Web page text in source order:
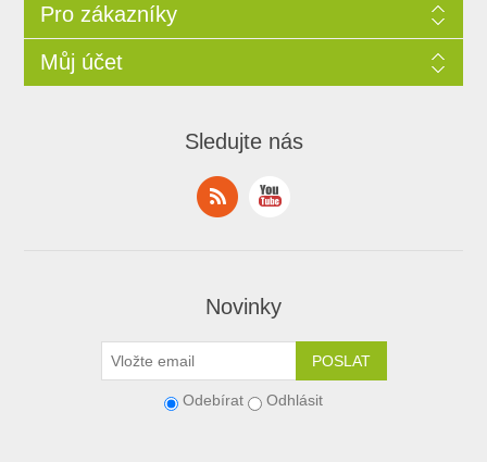
Pro zákazníky
Můj účet
Sledujte nás
Novinky
Odebírat Odhlásit